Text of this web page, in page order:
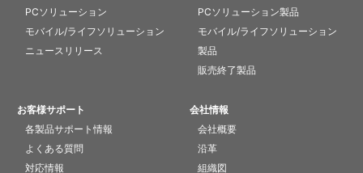
PCソリューション
モバイル/ライフソリューション
ニュースリリース
PCソリューション製品
モバイル/ライフソリューション
製品
販売終了製品
お客様サポート
各製品サポート情報
よくある質問
対応情報
会社情報
会社概要
沿革
組織図